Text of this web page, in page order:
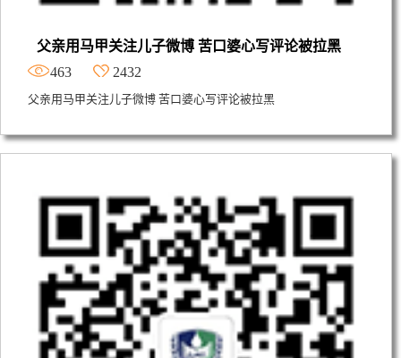
父亲用马甲关注儿子微博 苦口婆心写评论被拉黑
463
2432
父亲用马甲关注儿子微博 苦口婆心写评论被拉黑